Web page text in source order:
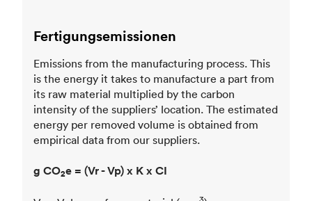
Fertigungsemissionen
Emissions from the manufacturing process. This
is the energy it takes to manufacture a part from
its raw material multiplied by the carbon
intensity of the suppliers’ location. The estimated
energy per removed volume is obtained from
empirical data from our suppliers.
g CO2e = (Vr - Vp) x K x CI